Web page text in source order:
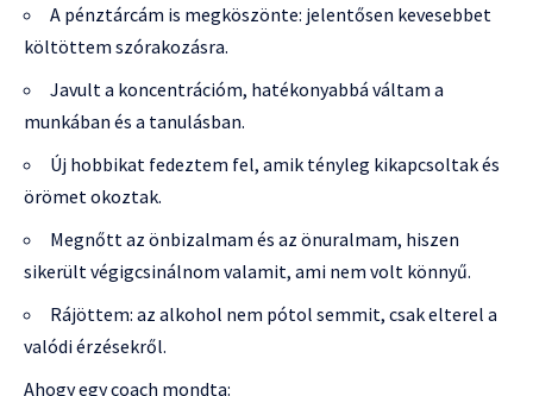
A pénztárcám is megköszönte: jelentősen kevesebbet
költöttem szórakozásra.
Javult a koncentrációm, hatékonyabbá váltam a
munkában és a tanulásban.
Új hobbikat fedeztem fel, amik tényleg kikapcsoltak és
örömet okoztak.
Megnőtt az önbizalmam és az önuralmam, hiszen
sikerült végigcsinálnom valamit, ami nem volt könnyű.
Rájöttem: az alkohol nem pótol semmit, csak elterel a
valódi érzésekről.
Ahogy egy coach mondta: